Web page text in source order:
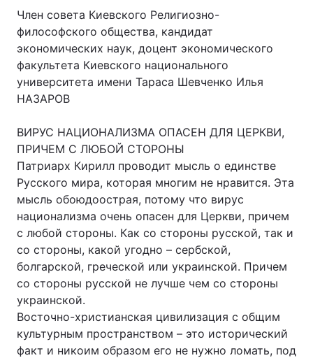
Член совета Киевского Религиозно-
философского общества, кандидат
экономических наук, доцент экономического
факультета Киевского национального
университета имени Тараса Шевченко Илья
НАЗАРОВ
ВИРУС НАЦИОНАЛИЗМА ОПАСЕН ДЛЯ ЦЕРКВИ,
ПРИЧЕМ С ЛЮБОЙ СТОРОНЫ
Патриарх Кирилл проводит мысль о единстве
Русского мира, которая многим не нравится. Эта
мысль обоюдоострая, потому что вирус
национализма очень опасен для Церкви, причем
с любой стороны. Как со стороны русской, так и
со стороны, какой угодно – сербской,
болгарской, греческой или украинской. Причем
со стороны русской не лучше чем со стороны
украинской.
Восточно-христианская цивилизация с общим
культурным пространством – это исторический
факт и никоим образом его не нужно ломать, под